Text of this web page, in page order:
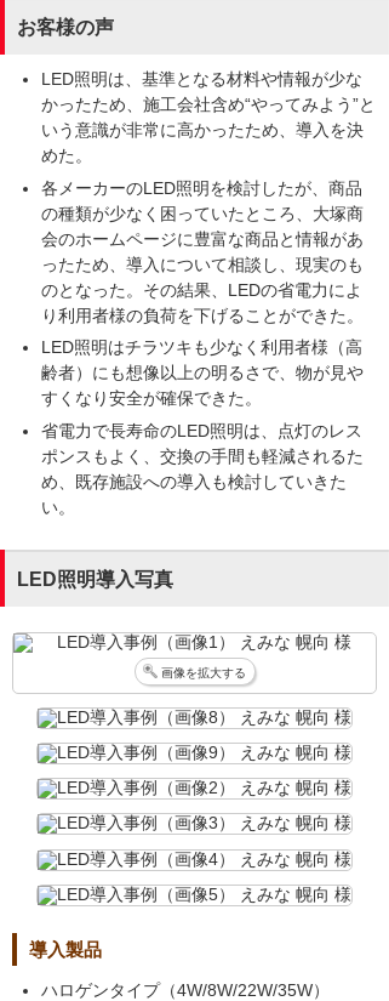
お客様の声
LED照明は、基準となる材料や情報が少な
かったため、施工会社含め“やってみよう”と
いう意識が非常に高かったため、導入を決
めた。
各メーカーのLED照明を検討したが、商品
の種類が少なく困っていたところ、大塚商
会のホームページに豊富な商品と情報があ
ったため、導入について相談し、現実のも
のとなった。その結果、LEDの省電力によ
り利用者様の負荷を下げることができた。
LED照明はチラツキも少なく利用者様（高
齢者）にも想像以上の明るさで、物が見や
すくなり安全が確保できた。
省電力で長寿命のLED照明は、点灯のレス
ポンスもよく、交換の手間も軽減されるた
め、既存施設への導入も検討していきた
い。
LED照明導入写真
画像を拡大する
導入製品
ハロゲンタイプ（4W/8W/22W/35W）